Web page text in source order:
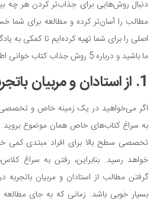
خودرو
سرگرمی
دانستنی‌ها
بازی
طنز
فال
مسابقه
اخبار
دنبال روش‌هایی برای جذاب‌تر کردن هر چه
مطالب را آسان‌تر کرده و مطالعه برای شما
اصلی را برای شما تهیه کرده‌ایم تا کمکی به
ما باشید و درباره 5 روش جذاب کتاب خوانی اطلاعات بیشتری کسب کنید.
1. از استادان و مربیان باتجربه یاد بگیرید
اگر می‌خواهید در یک زمینه خاص و
به سراغ کتاب‌های خاص همان موضوع
تخصصی سطح بالا برای افراد مبتدی کمی
خواهد رسید. بنابراین، رفتن به سراغ
گرفتن مطالب از استادان و مربیان باتجربه
بسیار خوبی باشد. زمانی که به جای